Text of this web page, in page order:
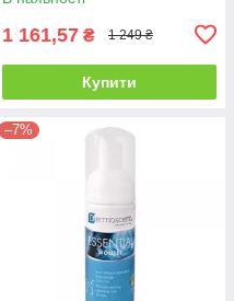
1 161,57 ₴ 1 249 ₴
Купити
–7%